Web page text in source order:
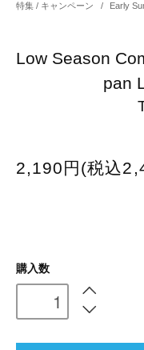
特集 / キャンペーン / Early
Low Season
pan
2,190円(税込
購入数